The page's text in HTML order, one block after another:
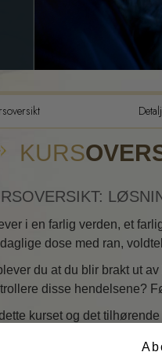
KURS
i en farlig verden, et
dose med ran,
du at du blir brakt ut
disse hendelsene?
kurset og det
metoder til rådighet